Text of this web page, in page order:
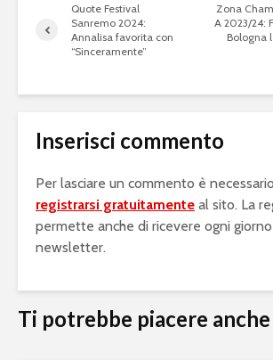
Quote Festival
Sanremo 2024:
Annalisa favorita con
“Sinceramente”
Zona
A 2023/24:
Bologna
Inserisci commento
Per lasciare un commento è necessario
registrarsi gratuitamente al sito. La
permette anche di ricevere ogni
newsletter.
Ti potrebbe piacere anche